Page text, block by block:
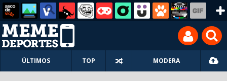
ÚLTIMOS TOP MODERA